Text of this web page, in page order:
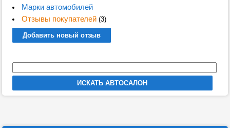
Марки автомобилей
Отзывы покупателей(3)
Добавить новый отзыв